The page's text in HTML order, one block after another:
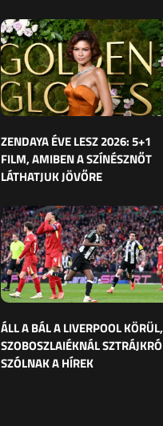
ZENDAYA ÉVE LESZ 2026: 5+1
FILM, AMIBEN A SZÍNÉSZNŐT
LÁTHATJUK JÖVŐRE
ÁLL A BÁL A LIVERPOOL KÖRÜL,
SZOBOSZLAIÉKNÁL
SZÓLNAK A HÍREK